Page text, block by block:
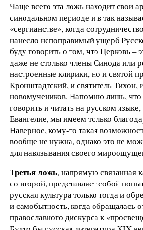
Чаще всего эта ложь находит свои
синодальном периоде и в так
«сергианстве», когда
нанесло непоправимый ущерб
буду говорить о том, что Церковь –
даже не столько члены Синода или
настроенные клирики, но и святой
Кронштадтский, и святитель Тихон,
новомучеников. Напомню лишь, что
говорить и читать на русском
Евангелие, мы имеем только
Наверное, кому-то такая
вообще не нужна, однако это не
для навязывания своего
Третья ложь, напрямую связанная
со второй, представляет собой
русская культура только тогда и
и самобытность, когда обращалась
православного дискурса к